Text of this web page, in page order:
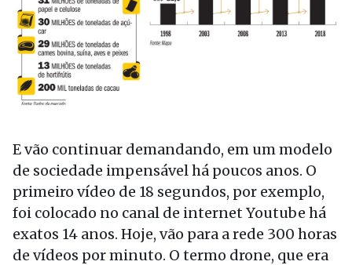
E vão continuar demandando, em um modelo
de sociedade impensável há poucos anos. O
primeiro vídeo de 18 segundos, por exemplo,
foi colocado no canal de internet Youtube há
exatos 14 anos. Hoje, vão para a rede 300 horas
de vídeos por minuto. O termo drone, que era